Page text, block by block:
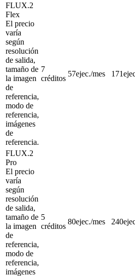
FLUX.2
Flex
El precio
varía
según
resolución
de salida,
tamaño de
la imagen
de
referencia,
modo de
referencia,
imágenes
de
referencia.
7
créditos
57ejec./mes 171
FLUX.2
Pro
El precio
varía
según
resolución
de salida,
tamaño de
la imagen
de
referencia,
modo de
referencia,
imágenes
5
créditos
80ejec./mes 240